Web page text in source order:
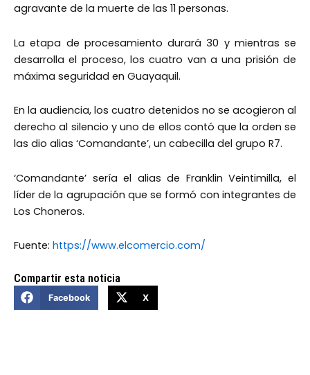
agravante de la muerte de las 11 personas.
La etapa de procesamiento durará 30 y mientras se
desarrolla el proceso, los cuatro van a una prisión de
máxima seguridad en Guayaquil.
En la audiencia, los cuatro detenidos no se acogieron al
derecho al silencio y uno de ellos contó que la orden se
las dio alias ‘Comandante’, un cabecilla del grupo R7.
‘Comandante’ sería el alias de Franklin Veintimilla, el
líder de la agrupación que se formó con integrantes de
Los Choneros.
Fuente: https://www.elcomercio.com/
Compartir esta noticia
Facebook X